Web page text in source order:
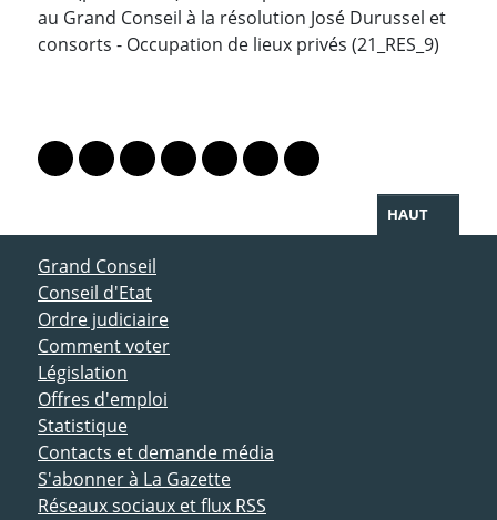
au Grand Conseil à la résolution José Durussel et
consorts - Occupation de lieux privés (21_RES_9)
Lien vers le profil Mastodon
Lien vers le profil Bluesky
Lien vers le profil Instagram
Lien vers le profil Linkedin
Lien vers le profil Facebook
Lien vers le profil Twitter
Partager par WhatsApp
HAUT
ACCÈS DIRECT
Grand Conseil
Conseil d'Etat
Ordre judiciaire
Comment voter
Législation
Offres d'emploi
Statistique
Contacts et demande média
S'abonner à La Gazette
Réseaux sociaux et flux RSS